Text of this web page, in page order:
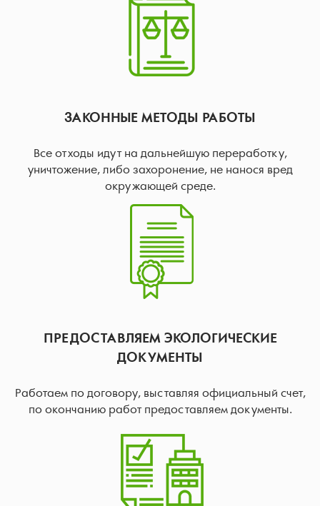
ЗАКОННЫЕ МЕТОДЫ РАБОТЫ
Все отходы идут на дальнейшую переработку,
уничтожение, либо захоронение, не нанося вред
окружающей среде.
ПРЕДОСТАВЛЯЕМ ЭКОЛОГИЧЕСКИЕ
ДОКУМЕНТЫ
Работаем по договору, выставляя официальный счет,
по окончанию работ предоставляем документы.